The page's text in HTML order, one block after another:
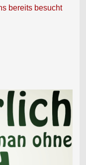
bereits besucht